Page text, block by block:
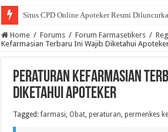
Situs CPD Online Apoteker Resmi
CPD Online Majalah Farmasetika Berikan
Home / Forums / Forum Farmasetikers /
Kefarmasian Terbaru Ini Wajib Diketahui
Peraturan Kefarmasian
Diketahui Apoteker
Tagged:farmasi, Obat,peraturan,permenkes